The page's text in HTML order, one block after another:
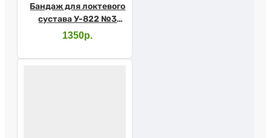
Бандаж для локтевого
сустава У-822 №3
серый
1350р.